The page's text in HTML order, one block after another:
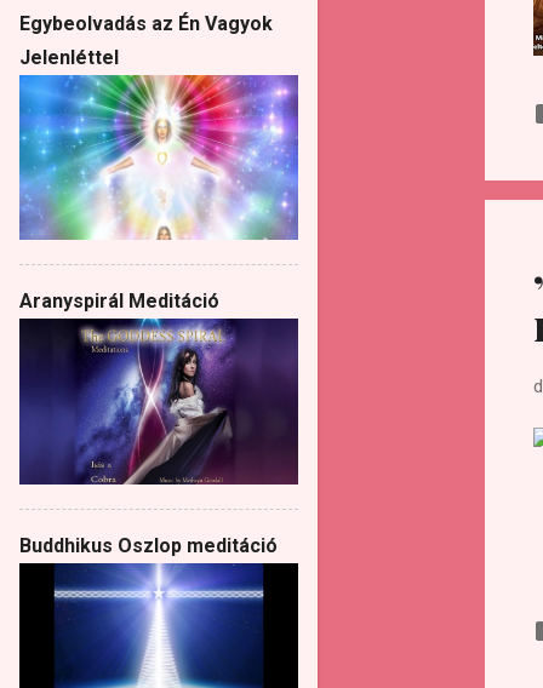
Egybeolvadás az Én Vagyok
Jelenléttel
Aranyspirál Meditáció
Buddhikus Oszlop meditáció